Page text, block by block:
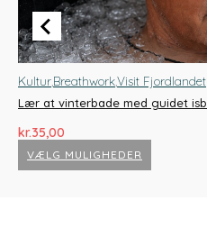
VÆLG MULIGHEDER
KulturBreathworkVisit Fjordlandet
Lær at vinterbade med guidet
kr.35,00